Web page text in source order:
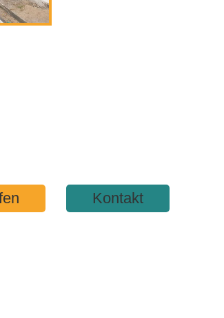
Kontakt